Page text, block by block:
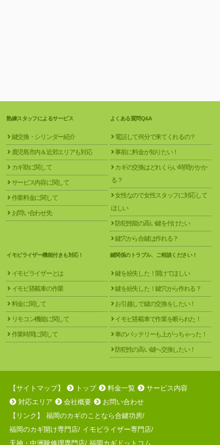
熟練スタッフによるサービス
鍵交換・シリンダー紹介
鹿児島市内＆近郊エリアも対応
カギ助に関して
サービス内容に関して
作業料金に関して
お問い合わせ先
よくある質問Q&A
電話して何分で来てくれるの？
事前に料金が知りたい！
カギの交換はどれくらい時間がかか
る？
女性なので女性スタッフに対応して
ほしい
防犯性能の高い鍵を付けたい
鍵穴から合鍵は作れる？
イモビライザー機能付きも対応！
イモビライザーとは
イモビ搭載車の作業
料金に関して
リモコン機能に関して
作業時間に関して
鍵関係のトラブル、ご相談ください！
鍵を紛失した！開けてほしい
鍵を紛失した！鍵穴から作れる？
お引越しで鍵の交換をしたい！
イモビ搭載車で作業を断られた！
車のバッテリーも上がっちゃった！
防犯性の高い鍵へ交換したい！
【サイトマップ】 トップ 料金一覧
サービス内容
対応エリア
会社概要
お問い合わせ
【リンク】
福岡のカギのことなら合鍵功房/
福岡のカギ開け専門店/ イモビライザー専門店/
天神・中洲靴修理専門店/ 福岡カギドットコム